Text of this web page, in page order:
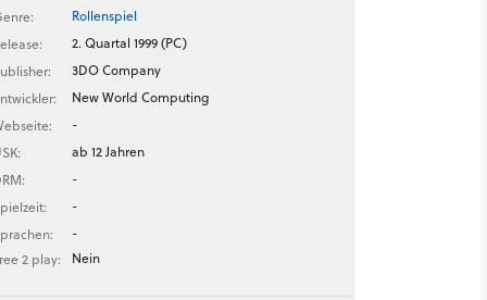
Rollenspiel
2. Quartal 1999 (PC)
3DO Company
New World Computing
-
ab 12 Jahren
-
-
-
2 play:
Nein